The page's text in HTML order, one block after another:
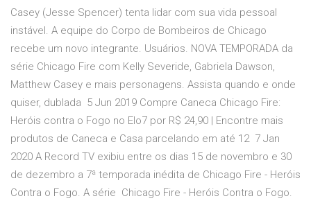
Casey (Jesse Spencer) tenta lidar com sua vida pessoal
instável. A equipe do Corpo de Bombeiros de Chicago
recebe um novo integrante. Usuários. NOVA TEMPORADA da
série Chicago Fire com Kelly Severide, Gabriela Dawson,
Matthew Casey e mais personagens. Assista quando e onde
quiser, dublada 5 Jun 2019 Compre Caneca Chicago Fire:
Heróis contra o Fogo no Elo7 por R$ 24,90 | Encontre mais
produtos de Caneca e Casa parcelando em até 12 7 Jan
2020 A Record TV exibiu entre os dias 15 de novembro e 30
de dezembro a 7ª temporada inédita de Chicago Fire - Heróis
Contra o Fogo. A série Chicago Fire - Heróis Contra o Fogo.